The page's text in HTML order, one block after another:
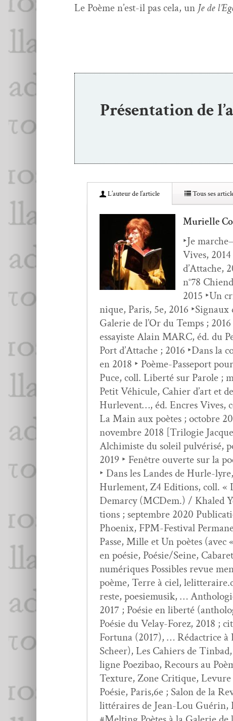
Le Poème n’est-il pas cela, un Je de
Présentation de
L’au­teur de l’article Tous ses
Murielle
‣Je
Vives,
d’At­tache,
n°78
2015 ‣Un
nique, Paris, 5e, 2016
Galerie de l’Or du Temps ;
essay­iste Alain MARC, éd. du
Port d’Attache ; 2016 ‣Dans la
en 2018 ‣ Poème-Passe­port
Puce, coll. Lib­erté sur Parole ;
Petit Véhicule, Cahi­er d’art et
Hurlevent…, éd. Encres Vives,
La Main aux poètes ; octo­bre
novem­bre 2018 [Trilo­gie
Alchimiste du soleil pul­vérisé,
2019 ‣ Fenêtre ouverte sur la
‣ Dans les Lan­des de Hurle-
Hurlement, Z4 Edi­tions, coll. «
Demar­cy (MCDem.) / Khaled
tions ; sep­tem­bre 2020
Phoenix, FPM-Fes­ti­val
Passe, Mille et Un poètes
en poésie, Poésie/Seine,
numériques Pos­si­bles revue
poème, Terre à ciel,
reste, poe­siemusik, …
2017 ; Poésie en lib­erté
Poésie du Velay-Forez, 2018 ;
For­tu­na (2017), … Rédac­trice
Scheer), Les Cahiers de
ligne Poez­ibao, Recours au
Tex­ture, Zone Cri­tique,
Poésie, Paris,6e ; Salon de la
lit­téraires de Jean-Lou Guérin,